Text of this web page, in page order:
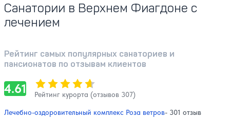
Санатории в Верхнем Фиагдоне с
лечением
Рейтинг самых популярных санаториев и
пансионатов по отзывам клиентов
4.61 Оценка, количество звезд:
Рейтинг курорта (отзывов 307)
Лечебно-оздоровительный комплекс Роза ветров- 301 отзыв